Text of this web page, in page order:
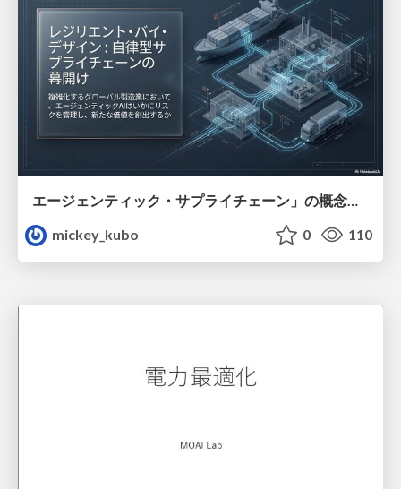
エージェンティック・サプライチェーン」の概念と、製造業におけるその革新的な役割について解説
mickey_kubo
0 110